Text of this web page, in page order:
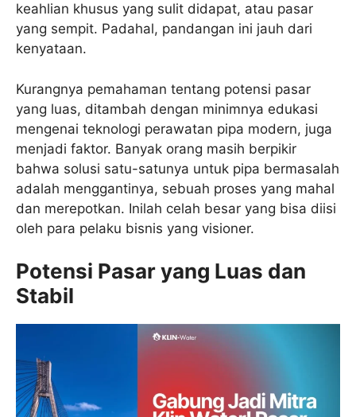
keahlian khusus yang sulit didapat, atau pasar
yang sempit. Padahal, pandangan ini jauh dari
kenyataan.
Kurangnya pemahaman tentang potensi pasar
yang luas, ditambah dengan minimnya edukasi
mengenai teknologi perawatan pipa modern, juga
menjadi faktor. Banyak orang masih berpikir
bahwa solusi satu-satunya untuk pipa bermasalah
adalah menggantinya, sebuah proses yang mahal
dan merepotkan. Inilah celah besar yang bisa diisi
oleh para pelaku bisnis yang visioner.
Potensi Pasar yang Luas dan
Stabil